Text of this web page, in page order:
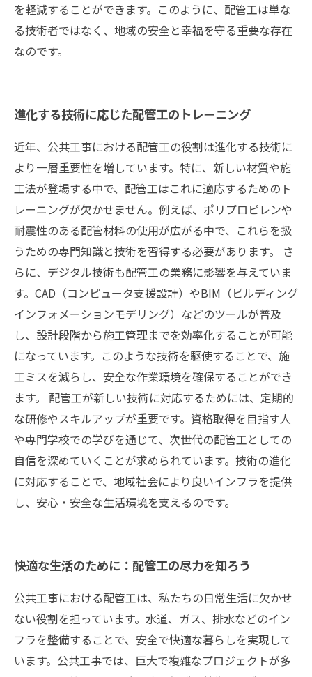
を軽減することができます。このように、配管工は単な
る技術者ではなく、地域の安全と幸福を守る重要な存在
なのです。
進化する技術に応じた配管工のトレーニング
近年、公共工事における配管工の役割は進化する技術に
より一層重要性を増しています。特に、新しい材質や施
工法が登場する中で、配管工はこれに適応するためのト
レーニングが欠かせません。例えば、ポリプロピレンや
耐震性のある配管材料の使用が広がる中で、これらを扱
うための専門知識と技術を習得する必要があります。 さ
らに、デジタル技術も配管工の業務に影響を与えていま
す。CAD（コンピュータ支援設計）やBIM（ビルディング
インフォメーションモデリング）などのツールが普及
し、設計段階から施工管理までを効率化することが可能
になっています。このような技術を駆使することで、施
工ミスを減らし、安全な作業環境を確保することができ
ます。 配管工が新しい技術に対応するためには、定期的
な研修やスキルアップが重要です。資格取得を目指す人
や専門学校での学びを通じて、次世代の配管工としての
自信を深めていくことが求められています。技術の進化
に対応することで、地域社会により良いインフラを提供
し、安心・安全な生活環境を支えるのです。
快適な生活のために：配管工の尽力を知ろう
公共工事における配管工は、私たちの日常生活に欠かせ
ない役割を担っています。水道、ガス、排水などのイン
フラを整備することで、安全で快適な暮らしを実現して
います。公共工事では、巨大で複雑なプロジェクトが多